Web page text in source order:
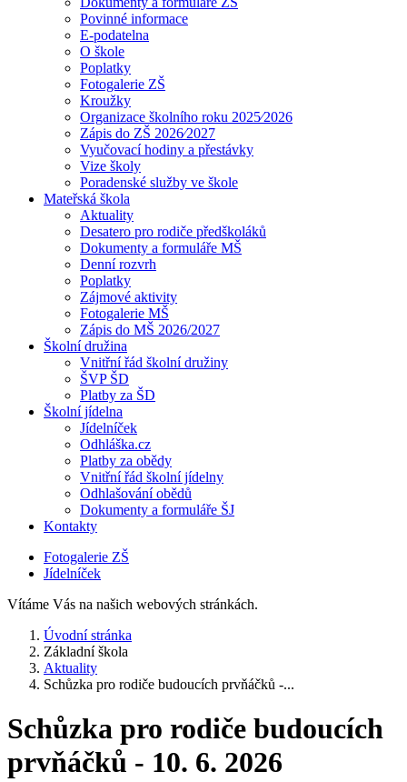
Povinné informace
E-podatelna
O škole
Poplatky
Fotogalerie ZŠ
Kroužky
Organizace školního roku 2025⁄2026
Zápis do ZŠ 2026⁄2027
Vyučovací hodiny a přestávky
Vize školy
Poradenské služby ve škole
Mateřská škola
Aktuality
Desatero pro rodiče předškoláků
Dokumenty a formuláře MŠ
Denní rozvrh
Poplatky
Zájmové aktivity
Fotogalerie MŠ
Zápis do MŠ 2026/2027
Školní družina
Vnitřní řád školní družiny
ŠVP ŠD
Platby za ŠD
Školní jídelna
Jídelníček
Odhláška.cz
Platby za obědy
Vnitřní řád školní jídelny
Odhlašování obědů
Dokumenty a formuláře ŠJ
Kontakty
Fotogalerie ZŠ
Jídelníček
Vítáme Vás na našich webových stránkách.
Úvodní stránka
Základní škola
Aktuality
Schůzka pro rodiče budoucích prvňáčků -...
Schůzka pro rodiče budoucích
prvňáčků - 10. 6. 2026